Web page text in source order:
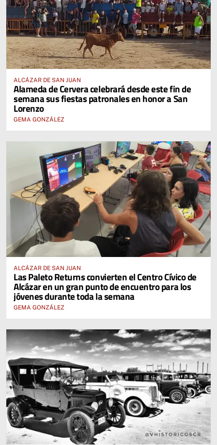
ALCÁZAR DE SAN JUAN
Alameda de Cervera celebrará desde este fin de
semana sus fiestas patronales en honor a San
Lorenzo
GEMA GONZÁLEZ
ALCÁZAR DE SAN JUAN
Las Paleto Returns convierten el Centro Cívico de
Alcázar en un gran punto de encuentro para los
jóvenes durante toda la semana
GEMA GONZÁLEZ